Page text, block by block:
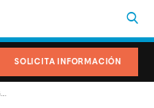
SOLICITA INFORMACIÓN